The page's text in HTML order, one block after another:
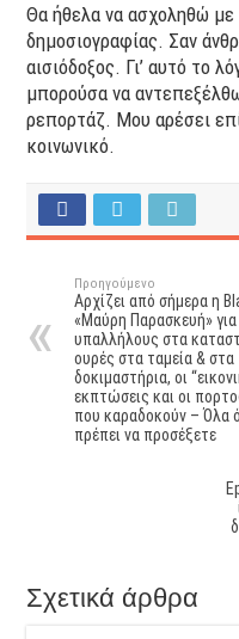
Θα ήθελα να ασχοληθώ
δημοσιογραφίας. Σαν
αισιόδοξος. Γι’ αυτό το
μπορούσα να
ρεπορτάζ. Μου αρέσει
κοινωνικό.
Προηγούμενο
Αρχίζει από σήμερα η
«Μαύρη Παρασκευή»
υπαλλήλους στα
ουρές στα ταμεία & στα
δοκιμαστήρια, οι
εκπτώσεις και οι
που καραδοκούν – Όλα
πρέπει να προσέξετε
Σχετικά άρθρα